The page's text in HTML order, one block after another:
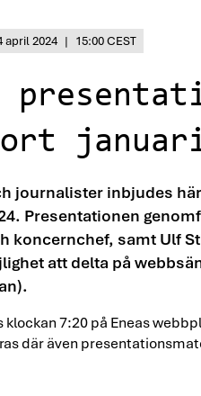
april 2024 | 15:00 CEST
journalister inbjudes
Presentationen
koncernchef, samt Ulf
att delta på
7:20 på Eneas
där även